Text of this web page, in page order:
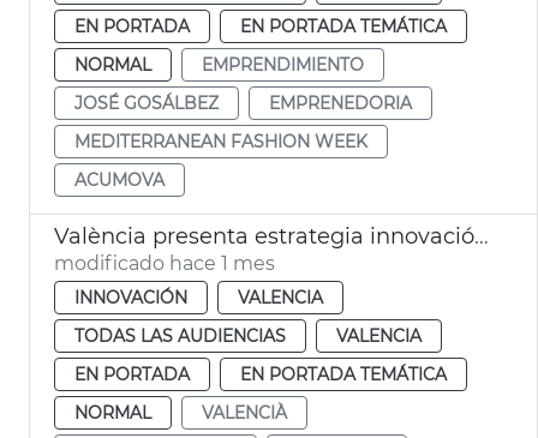
EN PORTADA
EN PORTADA TEMÁTICA
NORMAL
EMPRENDIMIENTO
JOSÉ GOSÁLBEZ
EMPRENEDORIA
MEDITERRANEAN FASHION WEEK
ACUMOVA
València presenta estrategia innovación a Silicon Valley
modificado hace 1 mes
INNOVACIÓN
VALENCIA
TODAS LAS AUDIENCIAS
VALENCIA
EN PORTADA
EN PORTADA TEMÁTICA
NORMAL
VALENCIÀ